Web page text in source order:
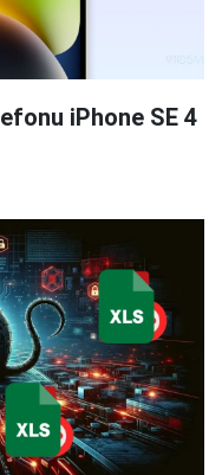
iPhone SE 4